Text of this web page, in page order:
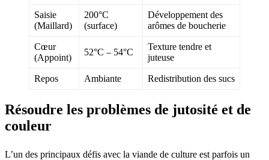
Saisie
(Maillard)
200°C
(surface)
Développement des
arômes de boucherie
Cœur
(Appoint)
52°C – 54°C
Texture tendre et
juteuse
Repos Ambiante Redistribution des sucs
Résoudre les problèmes de jutosité et de
couleur
L’un des principaux défis avec la viande de culture est parfois un